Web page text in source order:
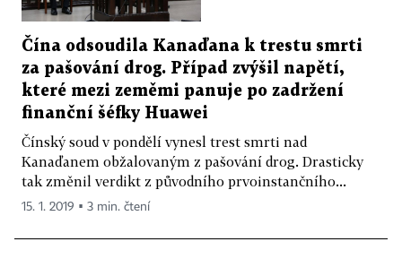
Čína odsoudila Kanaďana k trestu smrti
za pašování drog. Případ zvýšil napětí,
které mezi zeměmi panuje po zadržení
finanční šéfky Huawei
Čínský soud v pondělí vynesl trest smrti nad
Kanaďanem obžalovaným z pašování drog. Drasticky
tak změnil verdikt z původního prvoinstančního...
15. 1. 2019 ▪ 3 min. čtení